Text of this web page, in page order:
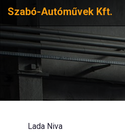
Szabó-Autóművek Kft.
Lada Niva